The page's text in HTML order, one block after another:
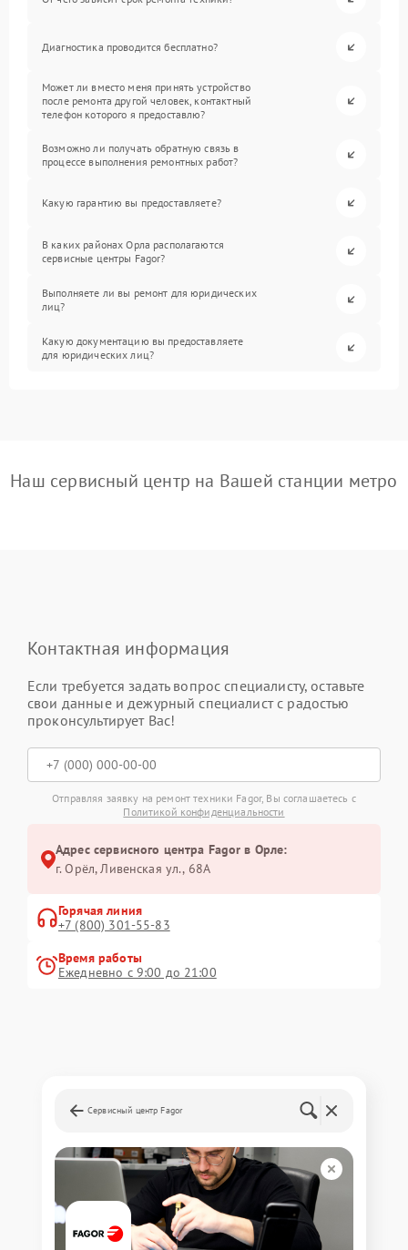
Диагностика проводится бесплатно?
Может ли вместо меня принять устройство
после ремонта другой человек, контактный
телефон которого я предоставлю?
Возможно ли получать обратную связь в
процессе выполнения ремонтных работ?
Какую гарантию вы предоставляете?
В каких районах Орла располагаются
сервисные центры Fagor?
Выполняете ли вы ремонт для юридических
лиц?
Какую документацию вы предоставляете
для юридических лиц?
Наш сервисный центр на Вашей станции метро
Контактная информация
Если требуется задать вопрос специалисту, оставьте
свои данные и дежурный специалист с радостью
проконсультирует Вас!
Отправляя заявку на ремонт техники Fagor, Вы соглашаетесь с
Политикой конфиденциальности
Адрес сервисного центра Fagor в Орле:
г. Орёл, Ливенская ул., 68А
Горячая линия
+7 (800) 301-55-83
Время работы
Ежедневно с 9:00 до 21:00
Сервисный центр Fagor